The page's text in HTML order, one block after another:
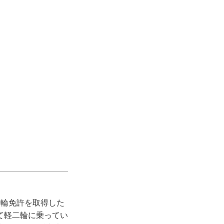
免許を取得した
軽二輪に乗ってい